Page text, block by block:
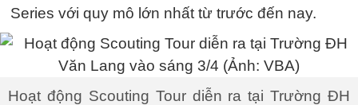
Series với quy mô lớn nhất từ trước đến nay.
Hoạt động Scouting Tour diễn ra tại Trường ĐH